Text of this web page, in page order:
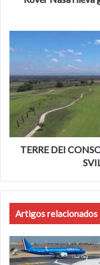
DEI
CONSOLI
–
INVESTIRE
NEL
GOLF
PER
LO
SVILUPPO
TERRE DEI
Artigos relacionados